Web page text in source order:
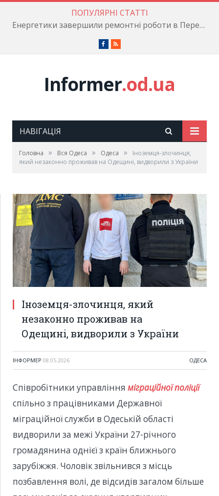
ПОПУЛЯРНІ СТАТТІ
Енергетики завершили ремонтні роботи в Пересипському районі
Facebook
RSS
Informer.od.ua
НАВІГАЦІЯ
Головна » Вся Одеса » Одеса »
Іноземця-злочинця,
який незаконно проживав на Одещині, видворили з України
Іноземця-злочинця, який
незаконно проживав на
Одещині, видворили з України
ІНФОРМЕР 08.05.2026 ОДЕСА
Співробітники управління міграційної поліції
спільно з працівниками Державної
міграційної служби в Одеській області
видворили за межі України 27-річного
громадянина однієї з країн ближнього
зарубіжжя. Чоловік звільнився з місць
позбавлення волі, де відсидів загалом більше